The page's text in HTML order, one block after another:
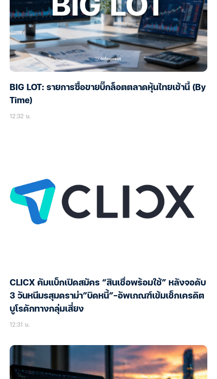
BIG LOT: รายการซื้อขายบิ๊กล็อตตลาดหุ้นไทยเช้านี้ (By
Time)
12:32 น.
CLICX คัมแบ็กเปิดสมัคร “สินเชื่อพร้อมใช้” หลังจอดับ
3 วันหนีมรสุมดราม่า”บิดหนี้”-อัพเกณฑ์เข้มเช็กเครดิต
บูโรดักทางกลุ่มเสี่ยง
12:31 น.